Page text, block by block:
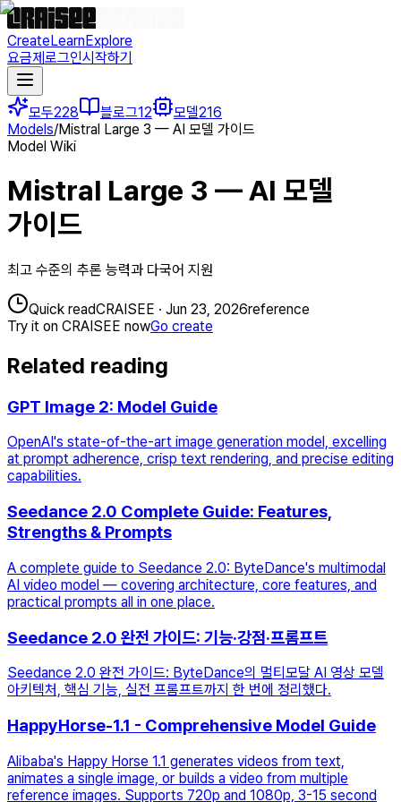
CreateLearnExplore
요금제로그인시작하기
모두228 블로그12 모델216
Models/Mistral Large 3 — AI 모델 가이드
Model Wiki
Mistral Large 3 — AI 모델
가이드
최고 수준의 추론 능력과 다국어 지원
Quick readCRAISEE · Jun 23, 2026reference
Try it on CRAISEE nowGo create
Related reading
GPT Image 2: Model Guide
OpenAI's state-of-the-art image generation model, excelling
at prompt adherence, crisp text rendering, and precise editing
capabilities.
Seedance 2.0 Complete Guide: Features,
Strengths & Prompts
A complete guide to Seedance 2.0: ByteDance's multimodal
AI video model — covering architecture, core features, and
practical prompts all in one place.
Seedance 2.0 완전 가이드: 기능·강점·프롬프트
Seedance 2.0 완전 가이드: ByteDance의 멀티모달 AI 영상 모델
아키텍처, 핵심 기능, 실전 프롬프트까지 한 번에 정리했다.
HappyHorse-1.1 - Comprehensive Model Guide
Alibaba's Happy Horse 1.1 generates videos from text,
animates a single image, or builds a video from multiple
reference images. Supports 720p and 1080p, 3-15 second